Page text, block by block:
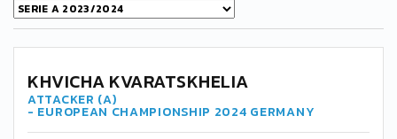
7
KHVICHA KVARATSKHELIA
ATTACKER (A)
- EUROPEAN CHAMPIONSHIP 2024 GERMANY